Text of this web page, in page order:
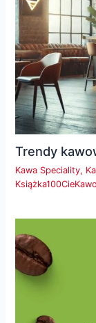
Trendy
Kawa Speciality,